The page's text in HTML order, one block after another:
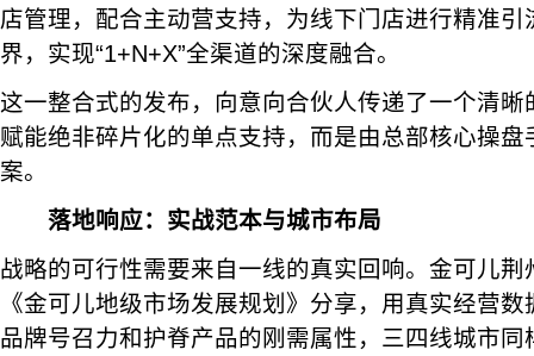
店管理，配合主动营支持，为线下门店进行精准
界，实现“1+N+X”全渠道的深度融合。
这一整合式的发布，向意向合伙人传递了一个清
赋能绝非碎片化的单点支持，而是由总部核心操
案。
落地响应：实战范本与城市布局
战略的可行性需要来自一线的真实回响。金可儿
《金可儿地级市场发展规划》分享，用真实经营
品牌号召力和护脊产品的刚需属性，三四线城市